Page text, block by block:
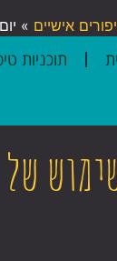
אישיים »
תוכניות